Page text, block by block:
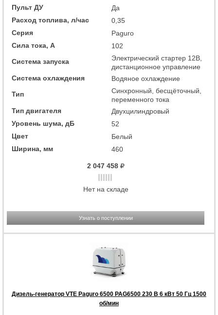
Пульт ДУ
Да
Расход топлива, л/час
0,35
Серия
Paguro
Сила тока, А
102
Система запуска
Электрический стартер 12В,
дистанционное управление
Система охлаждения
Водяное охлаждение
Тип
Cинхронный, бесщёточный,
переменного тока
Тип двигателя
Двухцилиндровый
Уровень шума, дБ
52
Цвет
Белый
Ширина, мм
460
2 047 458
Нет на складе
Узнать о поступлении
Дизель-генератор VTE Paguro 6500 PAG6500 230 В 6 кВт 50 Гц 1500
об/мин